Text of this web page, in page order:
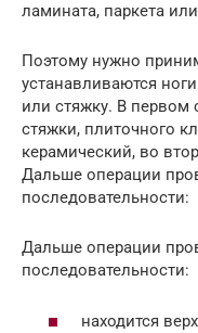
ламината, паркета
Поэтому нужно
устанавливаются
или стяжку. В первом
стяжки, плиточного
керамический, во
Дальше операции
последовательности:
Дальше операции
последовательности:
находится